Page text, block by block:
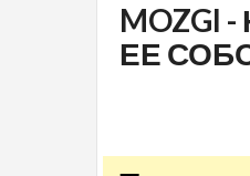
MOZGI
ЕЕ